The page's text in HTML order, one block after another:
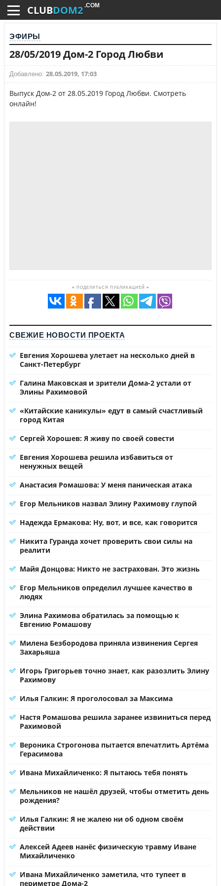
CLUBDOM2 .COM
ЭФИРЫ
28/05/2019 Дом-2 Город Любви
Добавлено: 28.05.2019, 17:03
Выпуск Дом-2 от 28.05.2019 Город Любви. Смотреть
онлайн!
≡ ПОДЕЛИТЬСЯ ПУБЛИКАЦИЕЙ ≡
СВЕЖИЕ НОВОСТИ ПРОЕКТА
Евгения Хорошева улетает на несколько дней в
Санкт-Петербург
Галина Маковская и зрители Дома-2 устали от
Элины Рахимовой
«Китайские каникулы» едут в самый счастливый
город Китая
Сергей Хорошев: Я живу по своей совести
Евгения Хорошева решила избавиться от
ненужных вещей
Анастасия Ромашова: У меня паническая атака
Егор Мельников назвал Элину Рахимову глупой
Надежда Ермакова: Ну, вот, и все, как говорится
Никита Гуранда хочет проверить свои силы на
реалити
Майя Донцова: Никто не застрахован. Это жизнь
Егор Мельников определил лучшее качество в
людях
Элина Рахимова обратилась за помощью к
Евгению Ромашову
Милена Безбородова приняла извинения Сергея
Захарьяша
Игорь Григорьев точно знает, как разозлить Элину
Рахимову
Илья Галкин: Я проголосовал за Максима
Настя Ромашова решила заранее извиниться перед
Рахимовой
Вероника Строгонова пытается впечатлить Артёма
Герасимова
Ивана Михайличенко: Я пытаюсь тебя понять
Мельников не нашёл друзей, чтобы отметить день
рождения?
Илья Галкин: Я не жалею ни об одном своём
действии
Алексей Адеев нанёс физическую травму Иване
Михайличенко
Ивана Михайличенко заметила, что тупеет в
периметре Дома-2